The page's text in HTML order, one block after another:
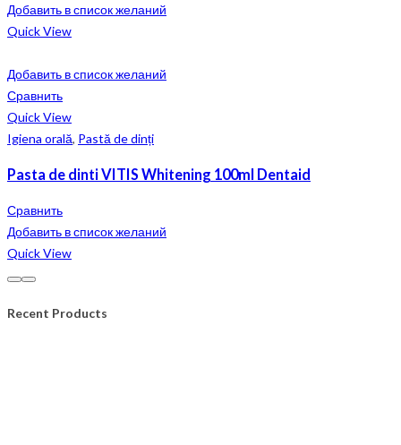
Добавить в список желаний
Quick View
Добавить в список желаний
Сравнить
Quick View
Igiena orală, Pastă de dinți
Pasta de dinti VITIS Whitening 100ml Dentaid
Сравнить
Добавить в список желаний
Quick View
Recent Products